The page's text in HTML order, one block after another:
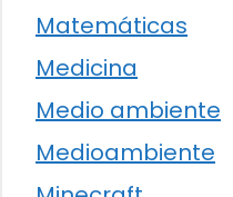
Matemáticas
Medicina
Medio ambiente
Medioambiente